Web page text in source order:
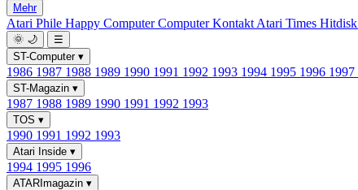
Mehr
Atari Phile Happy ComputerComputer Kontakt Atari Times Hitdisk
🌞 🌙
☰
ST-Computer ▾
1986 1987 1988 1989 1990 1991 1992 1993 1994 1995 1996 1997
ST-Magazin ▾
1987 1988 1989 1990 1991 1992 1993
TOS ▾
1990 1991 1992 1993
Atari Inside ▾
1994 1995 1996
ATARImagazin ▾